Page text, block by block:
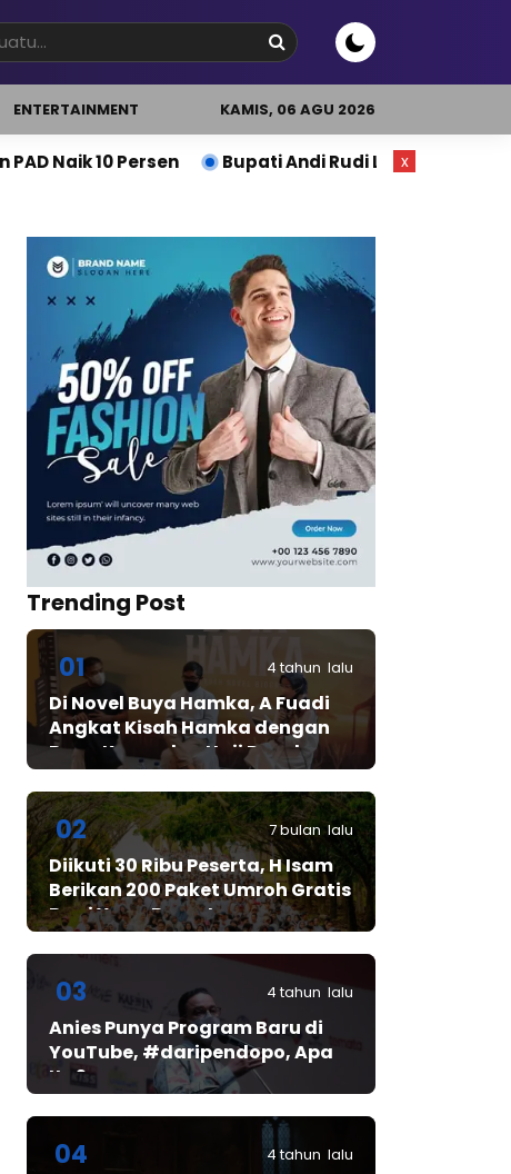
ENTERTAINMENT KAMIS, 06 AGU 2026
Bupati Andi Rudi Latif Dorong Produktivitas
Trending Post
01 4 tahun lalu
Di Novel Buya Hamka, A Fuadi
Angkat Kisah Hamka dengan
Bung Karno dan Haji Rasul
02 7 bulan lalu
Diikuti 30 Ribu Peserta, H Isam
Berikan 200 Paket Umroh Gratis
Bagi Yang Beruntung
03 4 tahun lalu
Anies Punya Program Baru di
YouTube, #daripendopo, Apa
Itu?
04 4 tahun lalu
x